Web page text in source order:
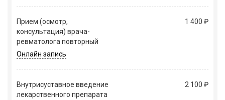
Прием (осмотр,
консультация) врача-
ревматолога повторный
1 400 ₽
Онлайн запись
Внутрисуставное введение
лекарственного препарата
2 100 ₽